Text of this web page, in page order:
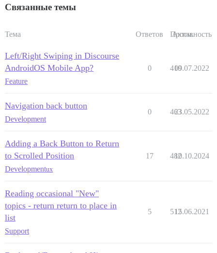
Связанные темы
Тема Ответов Просм.
Активность
Left/Right Swiping in Discourse
AndroidOS Mobile App?
Feature
0 410
09.07.2022
Navigation back button
Development
0 463
23.05.2022
Adding a Back Button to Return
to Scrolled Position
Developmentux
17 482
10.10.2024
Reading occasional "New"
topics - return return to place in
list
Support
5 512
15.06.2021